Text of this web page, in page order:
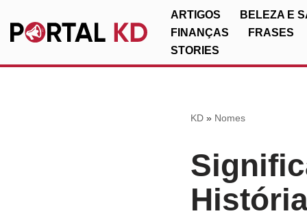
Pular
ARTIGOS
BELEZA E
FINANÇAS
FRASES
STORIES
KD» Nomes